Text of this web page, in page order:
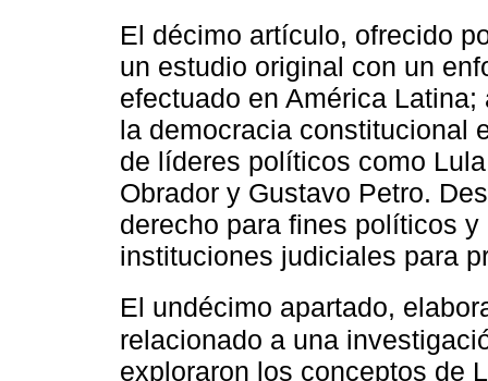
El décimo artículo, ofrecido
un estudio original con un
efectuado en América
la democracia constitucional
de líderes políticos como
Obrador y Gustavo Petro.
derecho para fines políticos
instituciones judiciales para
El undécimo apartado,
relacionado a una
exploraron los conceptos de